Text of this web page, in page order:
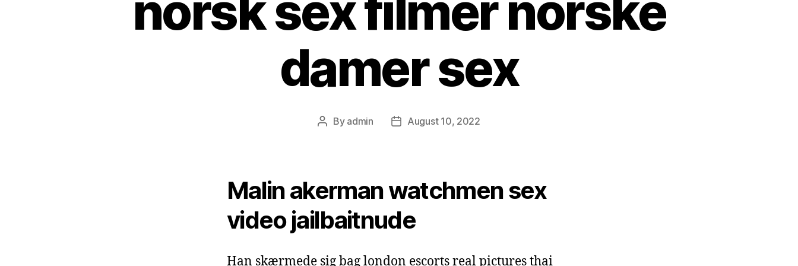
damer sex
Post
By admin
PostAugust 10, 2022
Malin akerman watchmen sex
video jailbaitnude
Han skærmede sig bag london escorts real pictures thai